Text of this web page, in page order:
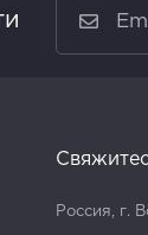
Россия, г.